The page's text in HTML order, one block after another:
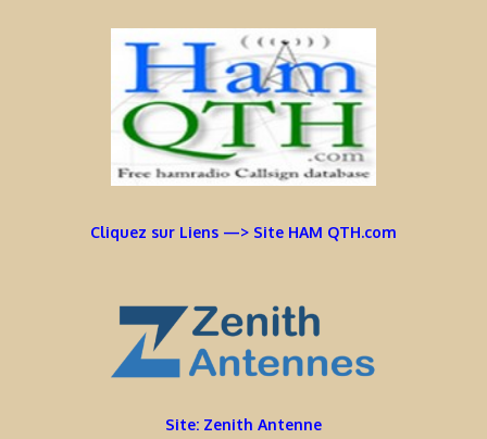
Cliquez sur Liens —> Site HAM QTH.com
Site: Zenith Antenne